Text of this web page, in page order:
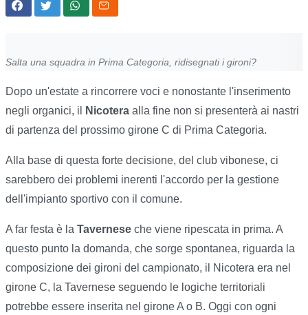
Salta una squadra in Prima Categoria, ridisegnati i gironi?
Dopo un'estate a rincorrere voci e nonostante l'inserimento
negli organici, il
Nicotera alla fine non si presenterà ai nastri
di partenza del prossimo girone C di Prima Categoria.
Alla base di questa forte decisione, del club vibonese, ci
sarebbero dei problemi inerenti l'accordo per la gestione
dell'impianto sportivo con il comune.
A far festa è la Tavernese che viene ripescata in prima. A
questo punto la domanda, che sorge spontanea, riguarda la
composizione dei gironi del campionato, il Nicotera era nel
girone C, la Tavernese seguendo le logiche territoriali
potrebbe essere inserita nel girone A o B. Oggi con ogni